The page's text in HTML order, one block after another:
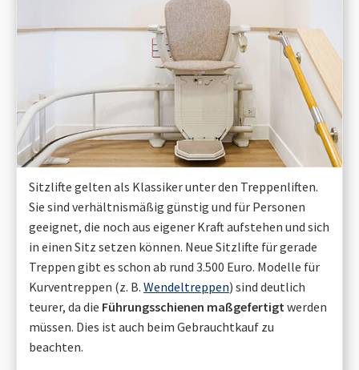
Sitzlifte gelten als Klassiker unter den Treppenliften.
Sie sind verhältnismäßig günstig und für Personen
geeignet, die noch aus eigener Kraft aufstehen und sich
in einen Sitz setzen können. Neue Sitzlifte für gerade
Treppen gibt es schon ab rund 3.500 Euro. Modelle für
Kurventreppen (z. B. Wendeltreppen) sind deutlich
teurer, da die Führungsschienen maßgefertigt werden
müssen. Dies ist auch beim Gebrauchtkauf zu
beachten.